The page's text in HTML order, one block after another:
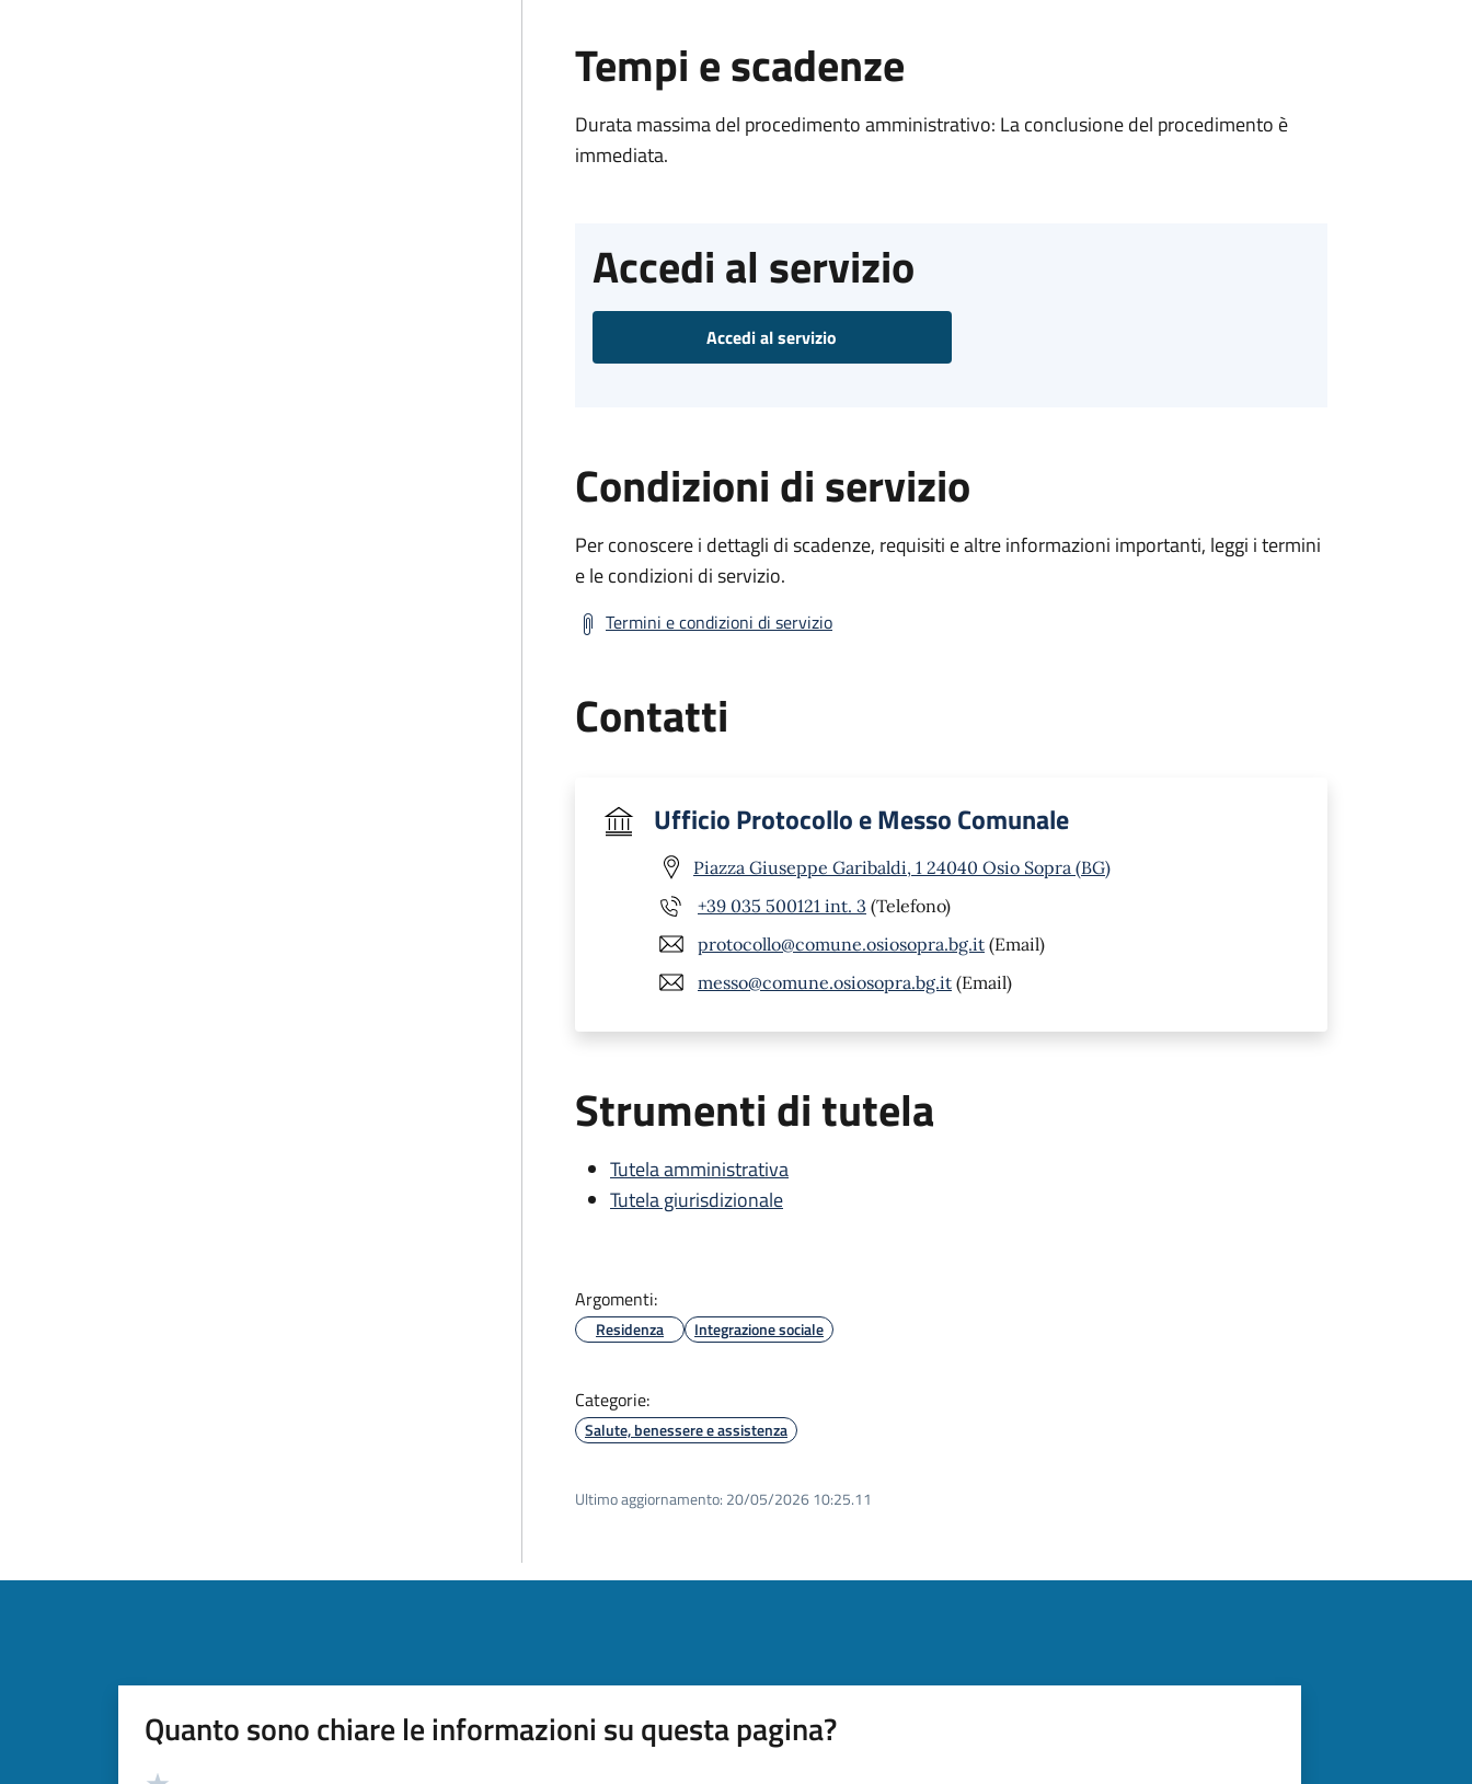
Tempi e scadenze
Durata massima del procedimento amministrativo: La conclusione del procedimento è
immediata.
Accedi al servizio
Accedi al servizio
Condizioni di servizio
Per conoscere i dettagli di scadenze, requisiti e altre informazioni importanti, leggi i termini
e le condizioni di servizio.
Termini e condizioni di servizio
Contatti
Ufficio Protocollo e Messo Comunale
Piazza Giuseppe Garibaldi, 1 24040 Osio Sopra (BG)
+39 035 500121 int. 3 (Telefono)
protocollo@comune.osiosopra.bg.it (Email)
messo@comune.osiosopra.bg.it (Email)
Strumenti di tutela
Tutela amministrativa
Tutela giurisdizionale
Argomenti:
Residenza Integrazione sociale
Categorie:
Salute, benessere e assistenza
Ultimo aggiornamento: 20/05/2026 10:25.11
Quanto sono chiare le informazioni su questa pagina?
Valutazione